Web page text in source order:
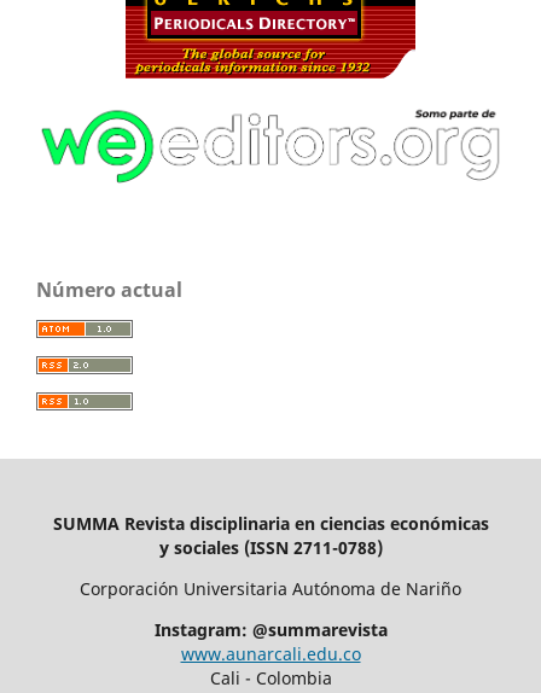
Número actual
SUMMA Revista disciplinaria en ciencias económicas
y sociales (ISSN 2711-0788)
Corporación Universitaria Autónoma de Nariño
Instagram: @summarevista
www.aunarcali.edu.co
Cali - Colombia